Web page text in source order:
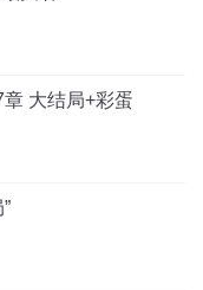
章 大结局+彩蛋